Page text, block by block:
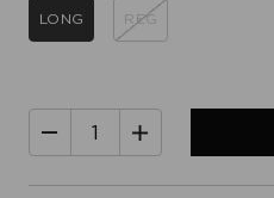
LONG REG